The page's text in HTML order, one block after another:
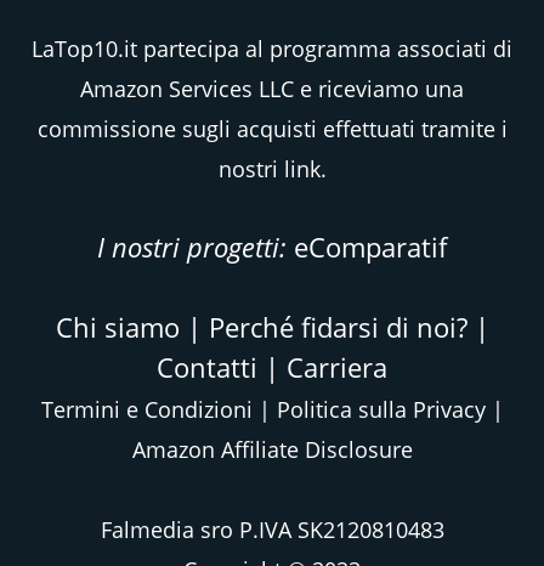
LaTop10.it partecipa al programma associati di
Amazon Services LLC e riceviamo una
commissione sugli acquisti effettuati tramite i
nostri link.
I nostri progetti: eComparatif
Chi siamo | Perché fidarsi di noi?|
Contatti | Carriera
Termini e Condizioni | Politica sulla Privacy|
Amazon Affiliate Disclosure
Falmedia sro P.IVA SK2120810483